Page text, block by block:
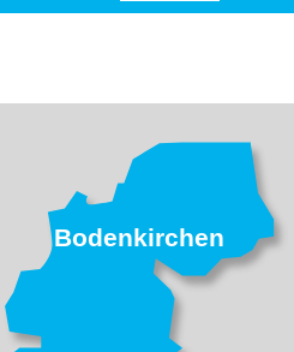
Bodenkirchen